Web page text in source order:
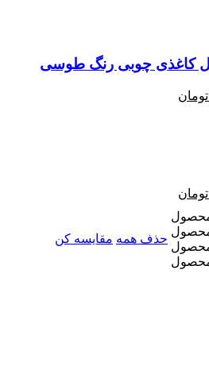
کاغذی چوبی رنگ طوسی
تومان
تومان
حذف همه مقایسه کن